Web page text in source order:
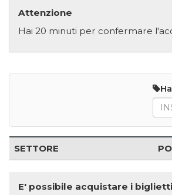
Attenzione
Hai 20 minuti per confermare
SETTORE
E' possibile acquistare i